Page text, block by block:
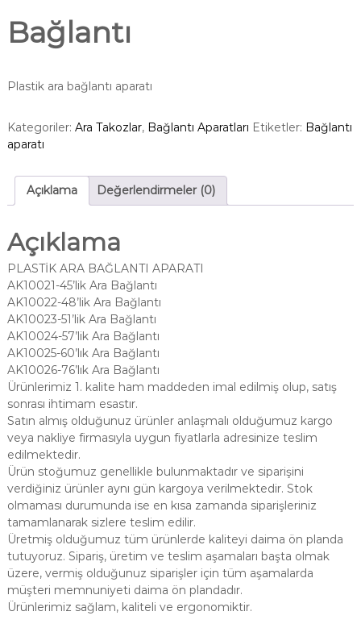
Bağlantı
Plastik ara bağlantı aparatı
Kategoriler: Ara Takozlar, Bağlantı Aparatları Etiketler: Bağlantı
aparatı
Açıklama Değerlendirmeler (0)
Açıklama
PLASTİK ARA BAĞLANTI APARATI
AK10021-45’lik Ara Bağlantı
AK10022-48’lik Ara Bağlantı
AK10023-51’lik Ara Bağlantı
AK10024-57’lik Ara Bağlantı
AK10025-60’lık Ara Bağlantı
AK10026-76’lık Ara Bağlantı
Ürünlerimiz 1. kalite ham maddeden imal edilmiş olup, satış
sonrası ihtimam esastır.
Satın almış olduğunuz ürünler anlaşmalı olduğumuz kargo
veya nakliye firmasıyla uygun fiyatlarla adresinize teslim
edilmektedir.
Ürün stoğumuz genellikle bulunmaktadır ve siparişini
verdiğiniz ürünler aynı gün kargoya verilmektedir. Stok
olmaması durumunda ise en kısa zamanda siparişleriniz
tamamlanarak sizlere teslim edilir.
Üretmiş olduğumuz tüm ürünlerde kaliteyi daima ön planda
tutuyoruz. Sipariş, üretim ve teslim aşamaları başta olmak
üzere, vermiş olduğunuz siparişler için tüm aşamalarda
müşteri memnuniyeti daima ön plandadır.
Ürünlerimiz sağlam, kaliteli ve ergonomiktir.